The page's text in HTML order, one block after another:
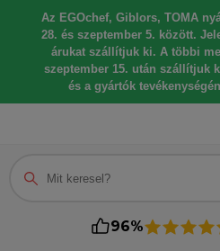
Az EGOchef, Giblors, TOMA
28. és szeptember 5. között.
árukat szállítjuk ki. A többi
szeptember 15. után szállítjuk
és a gyártók
96%